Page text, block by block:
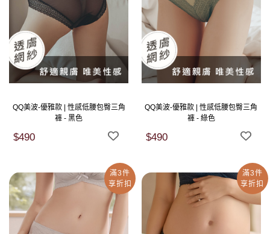
QQ美波-優雅款 | 性感低腰包臀三角
褲 - 黑色
$490
QQ美波-優雅款 | 性感低腰包臀三角
褲 - 綠色
$490
滿3件
享折扣
滿3件
享折扣